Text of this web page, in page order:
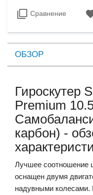
Сравнение
ОБЗОР
Гироскутер
Premium
карбон) -
Лучшее соотношение
оснащен двумя
надувными колесами.